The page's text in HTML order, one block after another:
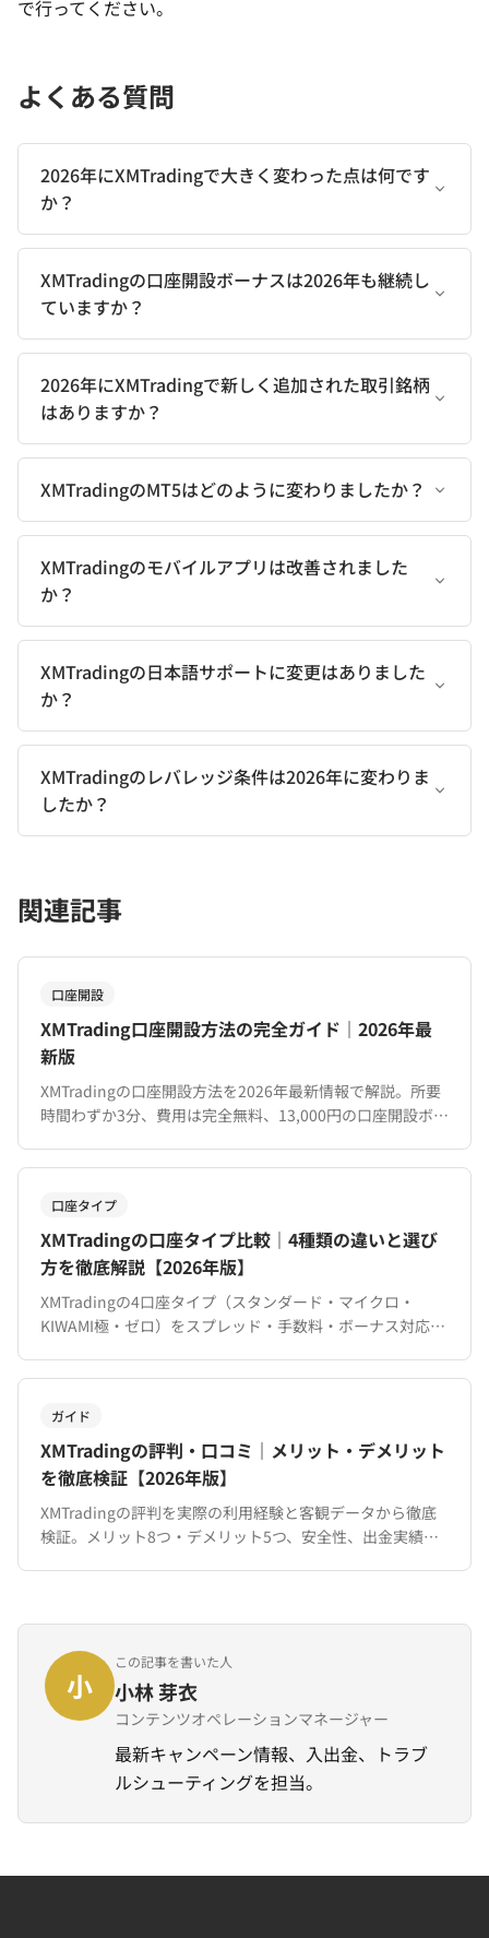
で行ってください。
よくある質問
2026年にXMTradingで大きく変わった点は何です
か？
XMTradingの口座開設ボーナスは2026年も継続し
ていますか？
2026年にXMTradingで新しく追加された取引銘柄
はありますか？
XMTradingのMT5はどのように変わりましたか？
XMTradingのモバイルアプリは改善されました
か？
XMTradingの日本語サポートに変更はありました
か？
XMTradingのレバレッジ条件は2026年に変わりま
したか？
関連記事
口座開設
XMTrading口座開設方法の完全ガイド｜2026年最
新版
XMTradingの口座開設方法を2026年最新情報で解説。所要
時間わずか3分、費用は完全無料、13,000円の口座開設ボー
まで網羅。
口座タイプ
XMTradingの口座タイプ比較｜4種類の違いと選び
方を徹底解説【2026年版】
XMTradingの4口座タイプ（スタンダード・マイクロ・
KIWAMI極・ゼロ）をスプレッド・手数料・ボーナス対応で
ガイド
XMTradingの評判・口コミ｜メリット・デメリット
を徹底検証【2026年版】
XMTradingの評判を実際の利用経験と客観データから徹底
検証。メリット8つ・デメリット5つ、安全性、出金実績、
小
この記事を書いた人
小林 芽衣
コンテンツオペレーションマネージャー
最新キャンペーン情報、入出金、トラブ
ルシューティングを担当。